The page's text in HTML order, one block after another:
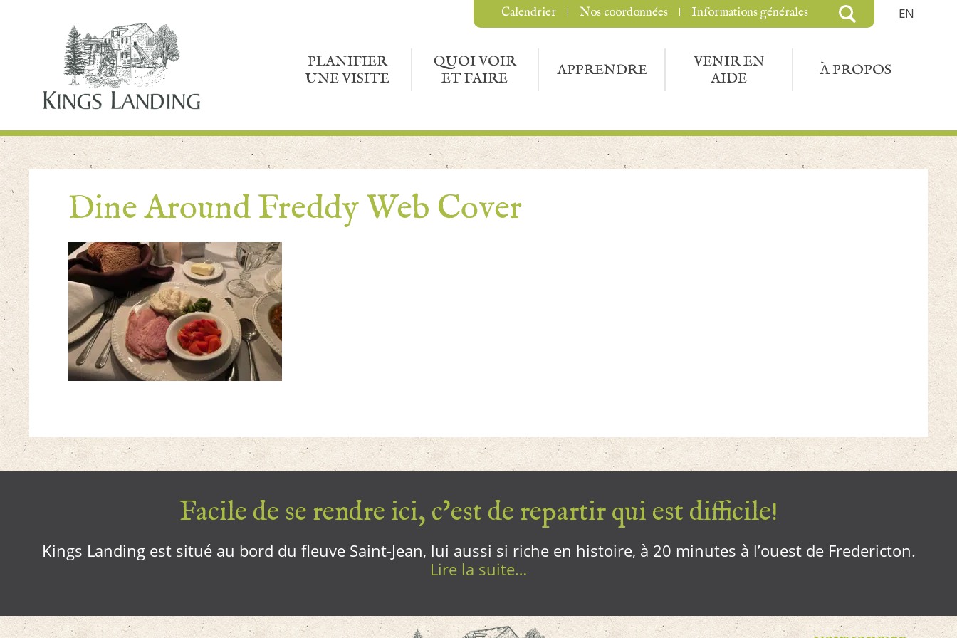
EN
PLANIFIER
UNE VISITE
QUOI VOIR
ET FAIRE
APPRENDRE
VENIR EN
AIDE
À PROPOS
Calendrier Nos coordonnées Informations générales
Dine Around Freddy Web Cover
Facile de se rendre ici, c’est de repartir qui est difficile!
Kings Landing est situé au bord du fleuve Saint-Jean, lui aussi si riche en histoire, à 20 minutes à l’ouest de Fredericton.
Lire la suite…